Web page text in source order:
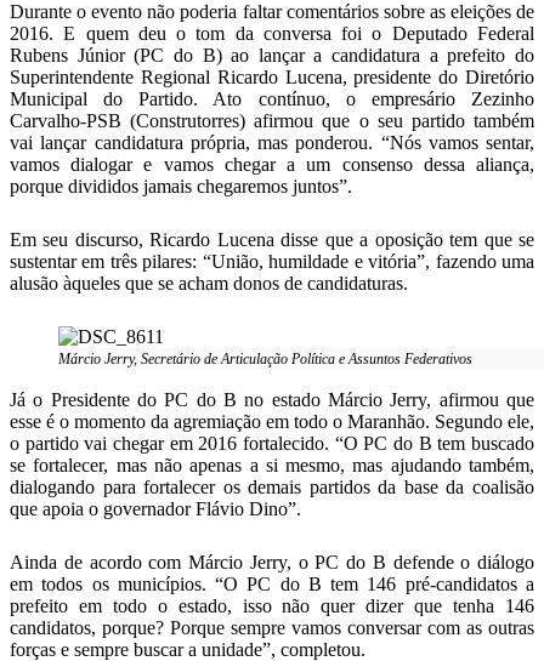
Durante o evento não poderia faltar comentários sobre as eleições de
2016. E quem deu o tom da conversa foi o Deputado Federal
Rubens Júnior (PC do B) ao lançar a candidatura a prefeito do
Superintendente Regional Ricardo Lucena, presidente do Diretório
Municipal do Partido. Ato contínuo, o empresário Zezinho
Carvalho-PSB (Construtorres) afirmou que o seu partido também
vai lançar candidatura própria, mas ponderou. “Nós vamos sentar,
vamos dialogar e vamos chegar a um consenso dessa aliança,
porque divididos jamais chegaremos juntos”.
Em seu discurso, Ricardo Lucena disse que a oposição tem que se
sustentar em três pilares: “União, humildade e vitória”, fazendo uma
alusão àqueles que se acham donos de candidaturas.
Márcio Jerry, Secretário de Articulação Política e Assuntos Federativos
Já o Presidente do PC do B no estado Márcio Jerry, afirmou que
esse é o momento da agremiação em todo o Maranhão. Segundo ele,
o partido vai chegar em 2016 fortalecido. “O PC do B tem buscado
se fortalecer, mas não apenas a si mesmo, mas ajudando também,
dialogando para fortalecer os demais partidos da base da coalisão
que apoia o governador Flávio Dino”.
Ainda de acordo com Márcio Jerry, o PC do B defende o diálogo
em todos os municípios. “O PC do B tem 146 pré-candidatos a
prefeito em todo o estado, isso não quer dizer que tenha 146
candidatos, porque? Porque sempre vamos conversar com as outras
forças e sempre buscar a unidade”, completou.